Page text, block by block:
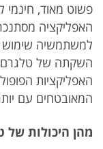
פשוט מאוד, חינמי
האפליקציה
למשתמשיה שימוש
האפליקציות
המאובטחים עם יותר מ-200 מיליון
מהן היכולות של